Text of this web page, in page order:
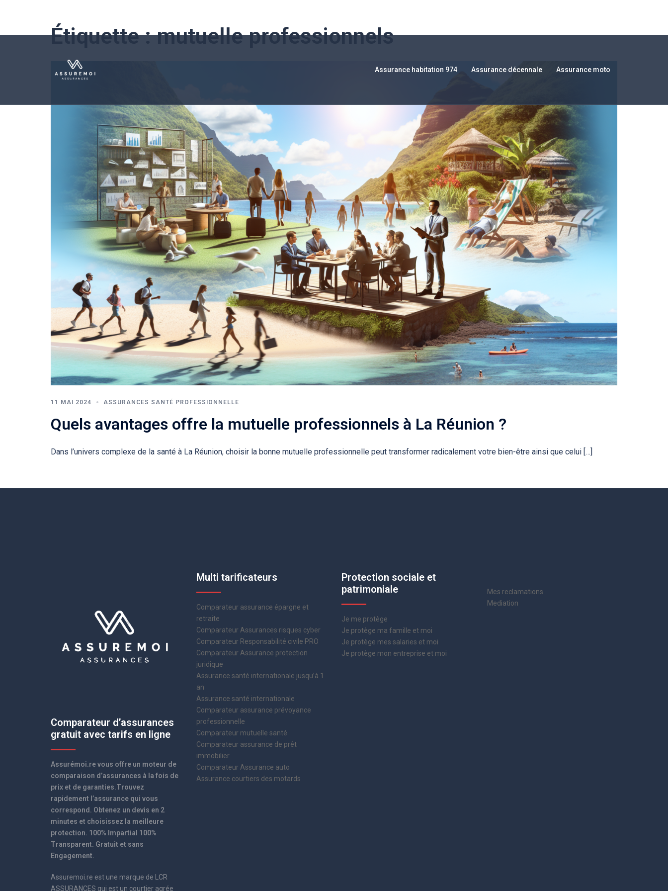
Assurance habitation 974 Assurance décennale Assurance moto
Étiquette :mutuelle professionnels
11 MAI 2024 ASSURANCES SANTÉ PROFESSIONNELLE
Quels avantages offre la mutuelle professionnels à La Réunion ?
Dans l’univers complexe de la santé à La Réunion, choisir la bonne mutuelle professionnelle peut transformer radicalement votre bien-être ainsi que celui […]
Comparateur d’assurances
gratuit avec tarifs en ligne
Assurémoi.re vous offre un moteur de
comparaison d’assurances à la fois de
prix et de garanties.Trouvez
rapidement l’assurance qui vous
correspond. Obtenez un devis en 2
minutes et choisissez la meilleure
protection. 100% Impartial 100%
Transparent. Gratuit et sans
Engagement.
Assuremoi.re est une marque de LCR
ASSURANCES qui est un courtier agrée
Multi tarificateurs
Comparateur assurance épargne et
retraite
Comparateur Assurances risques cyber
Comparateur Responsabilité civile PRO
Comparateur Assurance protection
juridique
Assurance santé internationale jusqu’à 1
an
Assurance santé internationale
Comparateur assurance prévoyance
professionnelle
Comparateur mutuelle santé
Comparateur assurance de prêt
immobilier
Comparateur Assurance auto
Assurance courtiers des motards
Protection sociale et
patrimoniale
Je me protège
Je protège ma famille et moi
Je protège mes salaries et moi
Je protège mon entreprise et moi
Mes reclamations
Mediation